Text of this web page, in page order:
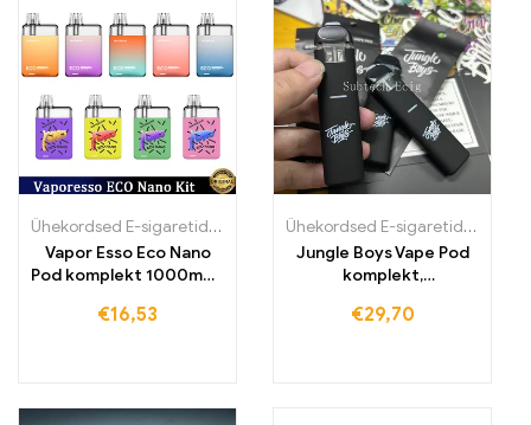
Ühekordsed E-sigaretid
,Ühekordsed E-sigaretid Eestis,
Vapor Esso Eco Nano
Pod komplekt 1000mAh
€16,53
Ühekordsed E-sigaretid
,
Jungle Boys Vape Pod
komplekt,
aurustaja
€29,70